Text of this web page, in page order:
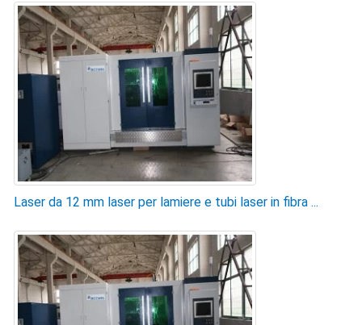
Laser da 12 mm laser per lamiere e tubi laser in fibra ...